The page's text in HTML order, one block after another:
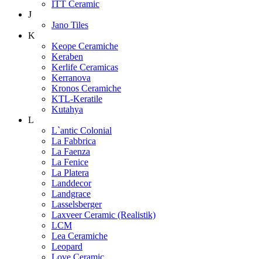
ITT Ceramic
J
Jano Tiles
K
Keope Ceramiche
Keraben
Kerlife Ceramicas
Kerranova
Kronos Ceramiche
KTL-Keratile
Kutahya
L
L`antic Colonial
La Fabbrica
La Faenza
La Fenice
La Platera
Landdecor
Landgrace
Lasselsberger
Laxveer Ceramic (Realistik)
LCM
Lea Ceramiche
Leopard
Love Ceramic